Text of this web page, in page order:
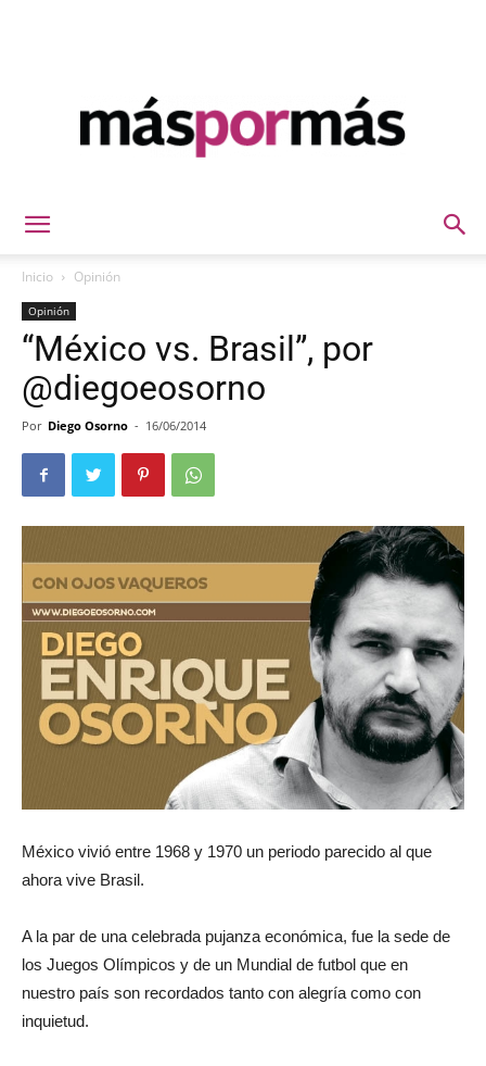
Inicio Opinión
Opinión
“México vs. Brasil”, por
@diegoeosorno
Por Diego Osorno - 16/06/2014
México vivió entre 1968 y 1970 un periodo parecido al que
ahora vive Brasil.
A la par de una celebrada pujanza económica, fue la sede de
los Juegos Olímpicos y de un Mundial de futbol que en
nuestro país son recordados tanto con alegría como con
inquietud.